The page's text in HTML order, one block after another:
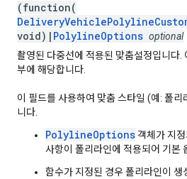
(function(
void)| PolylineOptions optional
촬영된 다중선에 적용된 맞춤설정입니다
부에 해당합니다.
이 필드를 사용하여 맞춤 스타일 (예: 폴
니다.
PolylineOptions 객체가 지
사항이 폴리라인에 적용되어 기본
함수가 지정된 경우 폴리라인이